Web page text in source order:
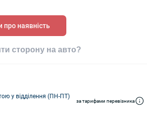
про наявність
сторону на авто?
у відділення (ПН-ПТ)
за тарифами перевізника